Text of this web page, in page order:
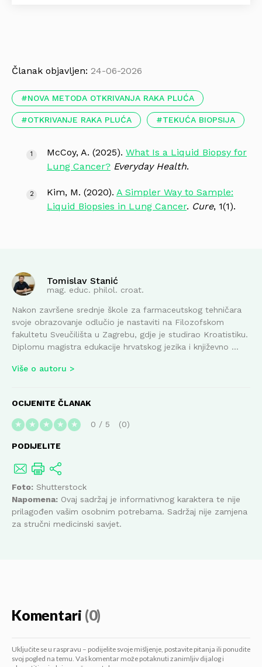
Članak objavljen: 24-06-2026
NOVA METODA OTKRIVANJA RAKA PLUĆA
OTKRIVANJE RAKA PLUĆA TEKUĆA BIOPSIJA
McCoy, A. (2025). What Is a Liquid Biopsy for
Lung Cancer? Everyday Health.
Kim, M. (2020). A Simpler Way to Sample:
Liquid Biopsies in Lung Cancer. Cure, 1(1).
Tomislav Stanić
mag. educ. philol. croat.
Nakon završene srednje škole za farmaceutskog tehničara
svoje obrazovanje odlučio je nastaviti na Filozofskom
fakultetu Sveučilišta u Zagrebu, gdje je studirao Kroatistiku.
Diplomu magistra edukacije hrvatskog jezika i književno ...
Više o autoru
OCIJENITE ČLANAK
★ ★ ★ ★ ★ 0 / 5 0
PODIJELITE
Foto: Shutterstock
Napomena: Ovaj sadržaj je informativnog karaktera te nije
prilagođen vašim osobnim potrebama. Sadržaj nije zamjena
za stručni medicinski savjet.
Komentari (0)
Uključite se u raspravu – podijelite svoje mišljenje, postavite pitanja ili ponudite
svoj pogled na temu. Vaš komentar može potaknuti zanimljiv dijalog i